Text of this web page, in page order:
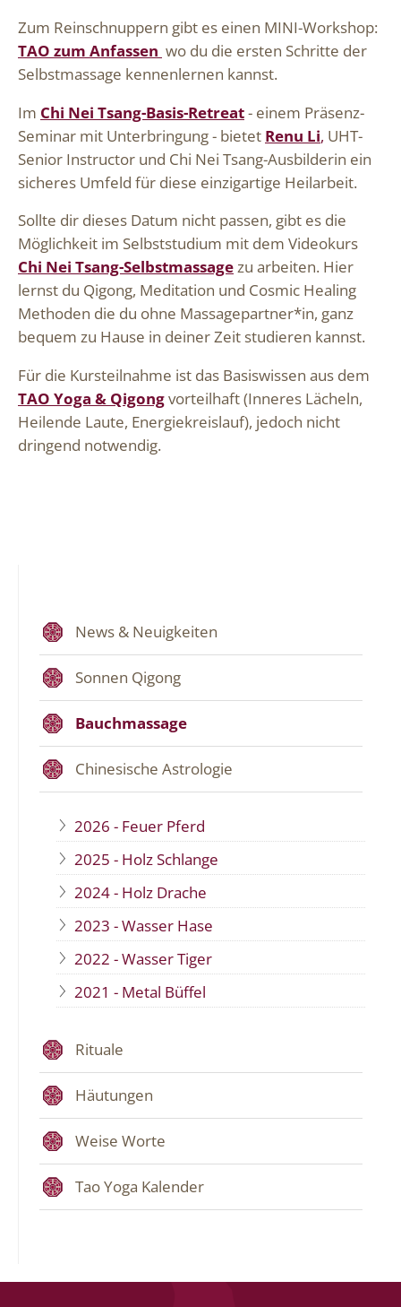
Zum Reinschnuppern gibt es einen MINI-Workshop:
TAO zum Anfassen wo du die ersten Schritte der
Selbstmassage kennenlernen kannst.
Im Chi Nei Tsang-Basis-Retreat- einem Präsenz-
Seminar mit Unterbringung - bietet Renu Li, UHT-
Senior Instructor und Chi Nei Tsang-Ausbilderin ein
sicheres Umfeld für diese einzigartige Heilarbeit.
Sollte dir dieses Datum nicht passen, gibt es die
Möglichkeit im Selbststudium mit dem Videokurs
Chi Nei Tsang-Selbstmassagezu arbeiten. Hier
lernst du Qigong, Meditation und Cosmic Healing
Methoden die du ohne Massagepartner*in, ganz
bequem zu Hause in deiner Zeit studieren kannst.
Für die Kursteilnahme ist das Basiswissen aus dem
TAO Yoga & Qigongvorteilhaft (Inneres Lächeln,
Heilende Laute, Energiekreislauf), jedoch nicht
dringend notwendig.
News & Neuigkeiten
Sonnen Qigong
Bauchmassage
Chinesische Astrologie
2026 - Feuer Pferd
2025 - Holz Schlange
2024 - Holz Drache
2023 - Wasser Hase
2022 - Wasser Tiger
2021 - Metal Büffel
Rituale
Häutungen
Weise Worte
Tao Yoga Kalender